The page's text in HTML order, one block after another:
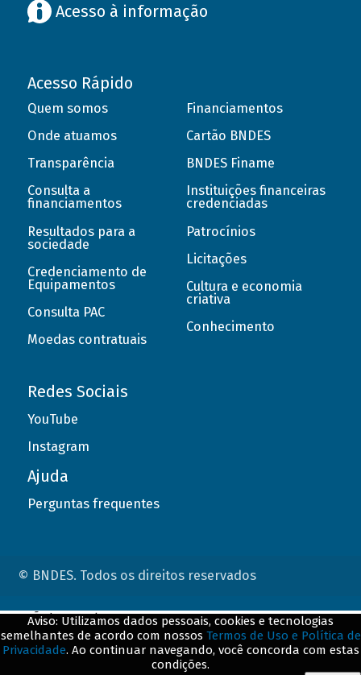
Acesso à informação
Acesso Rápido
Quem somos
Onde atuamos
Transparência
Consulta a
financiamentos
Resultados para a
sociedade
Credenciamento de
Equipamentos
Consulta PAC
Moedas contratuais
Financiamentos
Cartão BNDES
BNDES Finame
Instituições financeiras
credenciadas
Patrocínios
Licitações
Cultura e economia
criativa
Conhecimento
Redes Sociais
YouTube
Instagram
Ajuda
Perguntas frequentes
© BNDES. Todos os direitos reservados
Aviso: Utilizamos dados pessoais, cookies e tecnologias
semelhantes de acordo com nossos Termos de Uso e Política de
Privacidade. Ao continuar navegando, você concorda com estas
condições.
ConteÃºdo complementar
${title}${badge}